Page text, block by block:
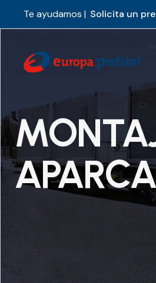
Te ayudamos | Solicita un